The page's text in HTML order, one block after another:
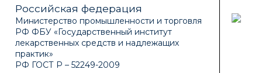
Российская федерация
Министерство промышленности и торговля
РФ ФБУ «Государственный институт
лекарственных средств и надлежащих
практик»
РФ ГОСТ Р – 52249-2009